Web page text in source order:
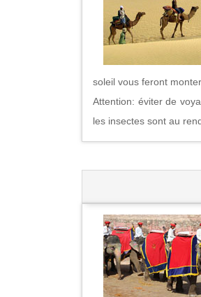
soleil vous feront
Attention: éviter de
les insectes sont au